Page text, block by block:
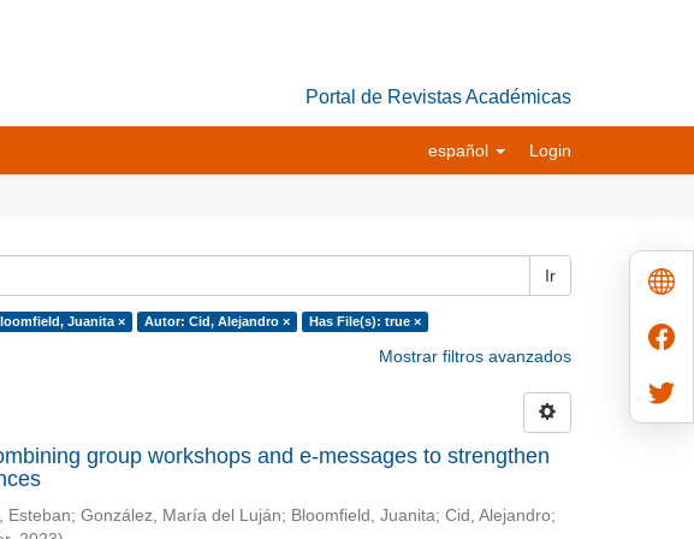
Portal de Revistas Académicas
español Login
Ir
Juanita × Autor: Cid, Alejandro × Has File(s): true ×
Mostrar filtros avanzados
group workshops and e-messages to strengthen
Esteban; González, María del Luján; Bloomfield, Juanita; Cid, Alejandro;